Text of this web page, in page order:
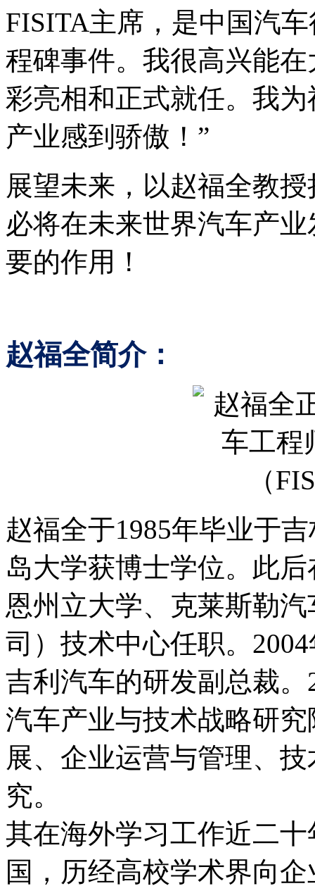
FISITA主席，是中国汽
程碑事件。我很高兴能
彩亮相和正式就任。我
产业感到骄傲！”
展望未来，以赵福全教
必将在未来世界汽车产
要的作用！
赵福全简介：
赵福全于1985年毕业于
岛大学获博士学位。此
恩州立大学、克莱斯勒
司）技术中心任职。
吉利汽车的研发副总裁
汽车产业与技术战略研
展、企业运营与管理、
究。
其在海外学习工作近二
国，历经高校学术界向